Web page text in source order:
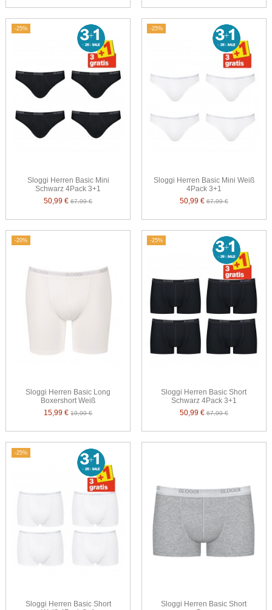
-25%
Sloggi Herren Basic Mini
Schwarz 4Pack 3+1
50,99 €67,99 €
-25%
Sloggi Herren Basic Mini Weiß
4Pack 3+1
50,99 €67,99 €
-20%
Sloggi Herren Basic Long
Boxershort Weiß
15,99 €19,99 €
-25%
Sloggi Herren Basic Short
Schwarz 4Pack 3+1
50,99 €67,99 €
-25%
Sloggi Herren Basic Short
Sloggi Herren Basic Short